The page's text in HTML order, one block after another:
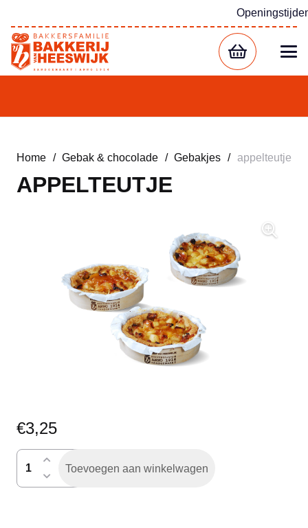
Home / Gebak & chocolade / Gebakjes / appelteutje
APPELTEUTJE
€3,25
appelteutje
aantal
Toevoegen aan winkelwagen